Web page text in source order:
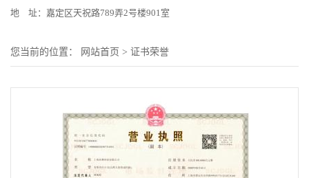
地 址：嘉定区天祝路789弄2号楼901室
您当前的位置： 网站首页 > 证书荣誉